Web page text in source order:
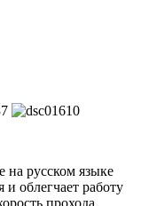
на русском языке
облегчает работу
прохода,